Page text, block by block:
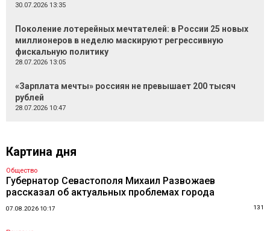
30.07.2026 13:35
Поколение лотерейных мечтателей: в России 25 новых
миллионеров в неделю маскируют регрессивную
фискальную политику
28.07.2026 13:05
«Зарплата мечты» россиян не превышает 200 тысяч
рублей
28.07.2026 10:47
Картина дня
Общество
Губернатор Севастополя Михаил Развожаев
рассказал об актуальных проблемах города
07.08.2026 10:17 131